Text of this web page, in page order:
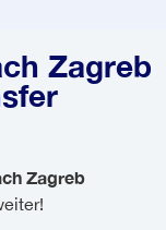
Zagreb
Zagreb